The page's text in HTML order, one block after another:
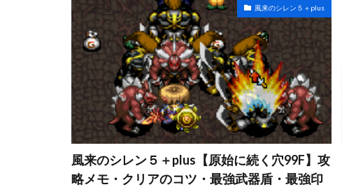
風来のシレン５＋plus
風来のシレン５＋plus【原始に続く穴99F】攻
略メモ・クリアのコツ・最強武器盾・最強印